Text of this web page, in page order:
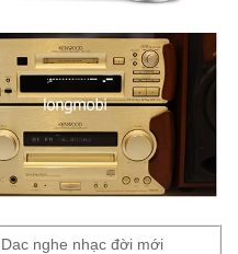
Dac nghe nhạc đời mới